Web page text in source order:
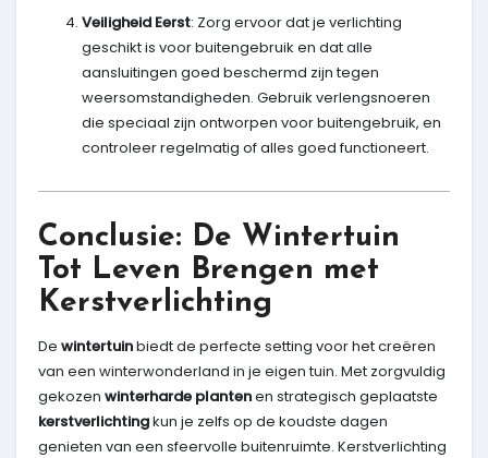
Veiligheid Eerst: Zorg ervoor dat je verlichting
geschikt is voor buitengebruik en dat alle
aansluitingen goed beschermd zijn tegen
weersomstandigheden. Gebruik verlengsnoeren
die speciaal zijn ontworpen voor buitengebruik, en
controleer regelmatig of alles goed functioneert.
Conclusie: De Wintertuin
Tot Leven Brengen met
Kerstverlichting
De wintertuinbiedt de perfecte setting voor het creëren
van een winterwonderland in je eigen tuin. Met zorgvuldig
gekozen winterharde plantenen strategisch geplaatste
kerstverlichtingkun je zelfs op de koudste dagen
genieten van een sfeervolle buitenruimte. Kerstverlichting